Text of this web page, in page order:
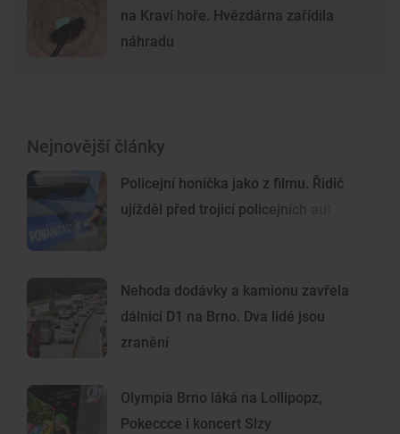
na Kraví hoře. Hvězdárna zařídila
náhradu
Nejnovější články
Policejní honička jako z filmu. Řidič
ujížděl před trojicí policejních aut
Nehoda dodávky a kamionu zavřela
dálnici D1 na Brno. Dva lidé jsou
zranění
Olympia Brno láká na Lollipopz,
Pokeccce i koncert Slzy